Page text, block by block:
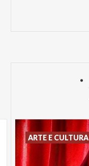
ARTE E CULTURA